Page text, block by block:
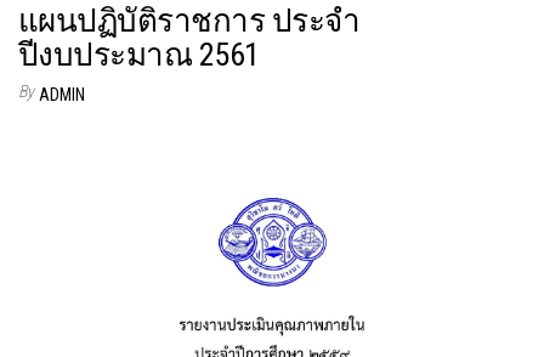
แผนปฏิบัติราชการ ประจำ
ปีงบประมาณ 2561
By ADMIN